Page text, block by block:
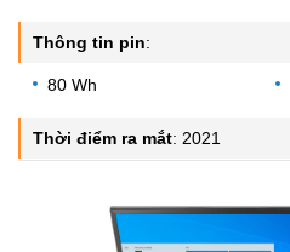
Thông tin pin:
80 Wh
Thời điểm ra mắt: 2021